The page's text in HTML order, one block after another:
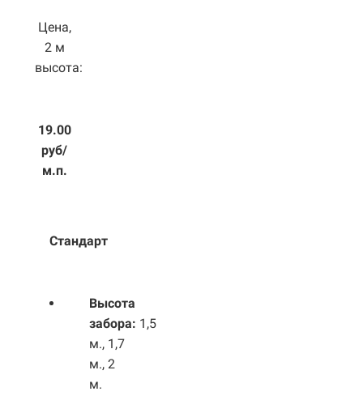
Цена,
2 м
высота:
19.00
руб/
м.п.
Стандарт
Высота
забора: 1,5
м., 1,7
м., 2
м.